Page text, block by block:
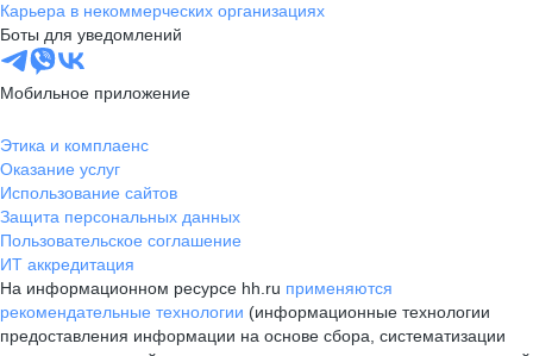
Карьера в некоммерческих организациях
Боты для уведомлений
Мобильное приложение
Этика и комплаенс
Оказание услуг
Использование сайтов
Защита персональных данных
Пользовательское соглашение
ИТ аккредитация
На информационном ресурсе hh.ru применяются
рекомендательные технологии (информационные технологии
предоставления информации на основе сбора, систематизации